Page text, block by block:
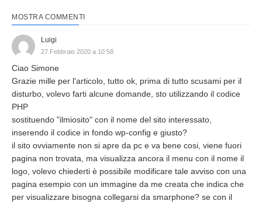
MOSTRA COMMENTI
Luigi
27 Febbraio 2020 a 10:58
Ciao Simone
Grazie mille per l'articolo, tutto ok, prima di tutto scusami per il
disturbo, volevo farti alcune domande, sto utilizzando il codice
PHP
sostituendo "ilmiosito" con il nome del sito interessato,
inserendo il codice in fondo wp-config e giusto?
il sito ovviamente non si apre da pc e va bene cosi, viene fuori
pagina non trovata, ma visualizza ancora il menu con il nome il
logo, volevo chiederti è possibile modificare tale avviso con una
pagina esempio con un immagine da me creata che indica che
per visualizzare bisogna collegarsi da smarphone? se con il